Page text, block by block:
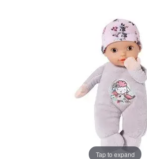
Tap to expand